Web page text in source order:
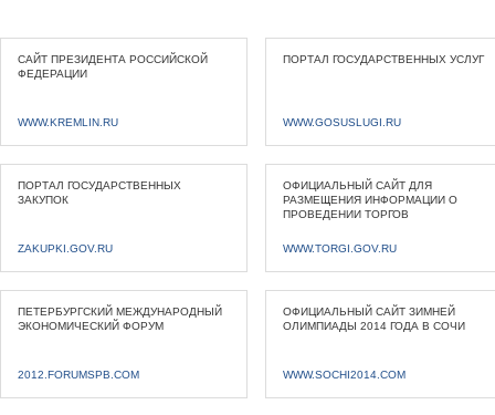
САЙТ ПРЕЗИДЕНТА РОССИЙСКОЙ
ФЕДЕРАЦИИ
WWW.KREMLIN.RU
ПОРТАЛ ГОСУДАРСТВЕННЫХ УСЛУГ
WWW.GOSUSLUGI.RU
ПОРТАЛ ГОСУДАРСТВЕННЫХ
ЗАКУПОК
ZAKUPKI.GOV.RU
ОФИЦИАЛЬНЫЙ САЙТ ДЛЯ
РАЗМЕЩЕНИЯ ИНФОРМАЦИИ О
ПРОВЕДЕНИИ ТОРГОВ
WWW.TORGI.GOV.RU
ПЕТЕРБУРГСКИЙ МЕЖДУНАРОДНЫЙ
ЭКОНОМИЧЕСКИЙ ФОРУМ
2012.FORUMSPB.COM
ОФИЦИАЛЬНЫЙ САЙТ ЗИМНЕЙ
ОЛИМПИАДЫ 2014 ГОДА В СОЧИ
WWW.SOCHI2014.COM